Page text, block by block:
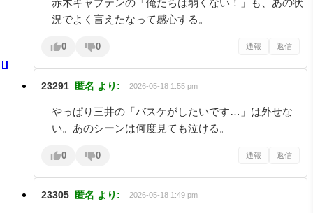
況でよく言えたなって感心する。
0 0 通報 返信
23291 匿名 より: 2026-05-18 1:55 pm
やっぱり三井の「バスケがしたいです…」は外せな
い。あのシーンは何度見ても泣ける。
0 0 通報 返信
23305 匿名 より: 2026-05-18 1:49 pm